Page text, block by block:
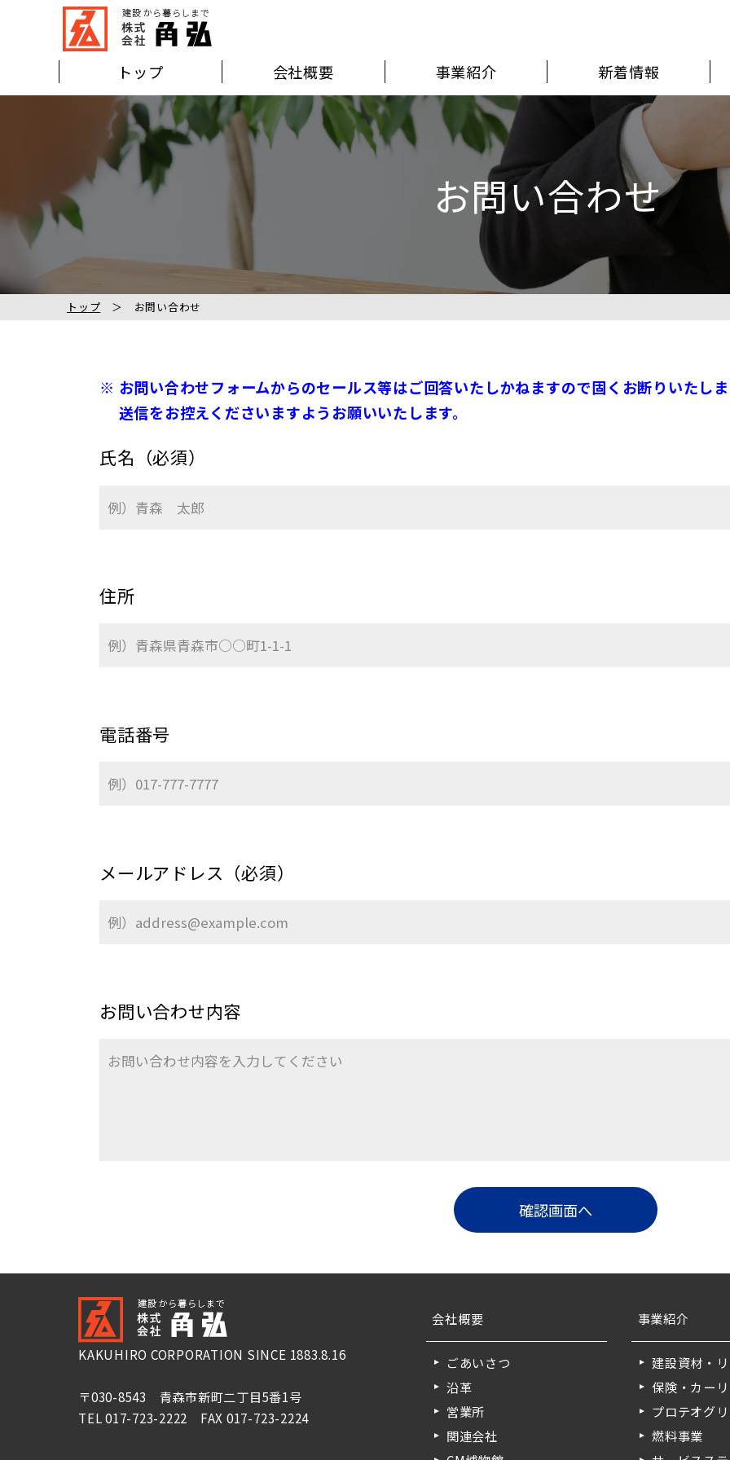
トップ 会社概要 事業紹介 新着情報
お問い合わせ
トップ お問い合わせ
※ お問い合わせフォームからのセールス等はご回答いたしかねますので固くお断りいたし
送信をお控えくださいますようお願いいたします。
氏名（必須）
住所
電話番号
メールアドレス（必須）
お問い合わせ内容
会社概要
ごあいさつ
沿革
営業所
関連会社
事業紹介
建設資材・
保険・カー
プロテオグ
燃料事業
KAKUHIRO CORPORATION SINCE 1883.8.16
〒030-8543 青森市新町二丁目5番1号
TEL 017-723-2222 FAX 017-723-2224